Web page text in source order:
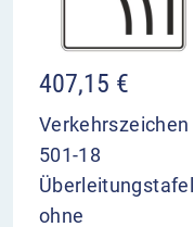
407,15 €
Verkehrszeichen
501-18
Überleitungstafel
ohne